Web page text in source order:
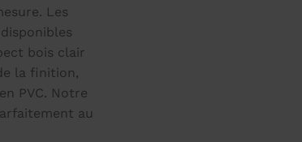
Les
bois clair
la finition,
PVC. Notre
au